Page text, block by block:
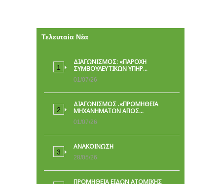
Τελευταία Νέα
ΔΙΑΓΩΝΙΣΜΟΣ: «ΠΑΡΟΧΉ
ΣΥΜΒΟΥΛΕΥΤΙΚΏΝ ΥΠΗΡ…
01/07/26
ΔΙΑΓΩΝΙΣΜΟΣ .«ΠΡΟΜΗΘΕΙΑ
ΜΗΧΑΝΗΜΑΤΩΝ ΑΠΟΣ…
01/07/26
ΑΝΑΚΟΙΝΩΣΗ
28/05/26
ΠΡΟΜΉΘΕΙΑ ΕΙΔΏΝ ΑΤΟΜΙΚΉΣ